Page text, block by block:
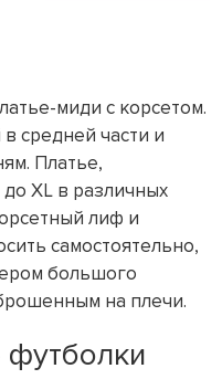
миди с корсетом.
средней части и
Платье,
XL в различных
лиф и
самостоятельно,
большого
на плечи.